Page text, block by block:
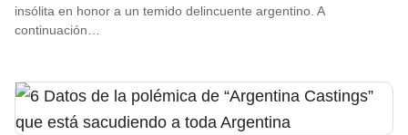
insólita en honor a un temido delincuente argentino. A
continuación…